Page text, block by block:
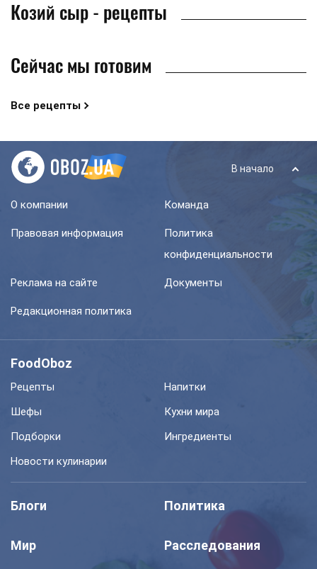
Козий сыр - рецепты
Сейчас мы готовим
Все рецепты
В начало
О компании Команда
Правовая информация
Политика
конфиденциальности
Реклама на сайте Документы
Редакционная политика
FoodOboz
Рецепты
Напитки
Шефы
Кухни мира
Подборки
Ингредиенты
Новости кулинарии
Блоги Политика
Мир Расследования